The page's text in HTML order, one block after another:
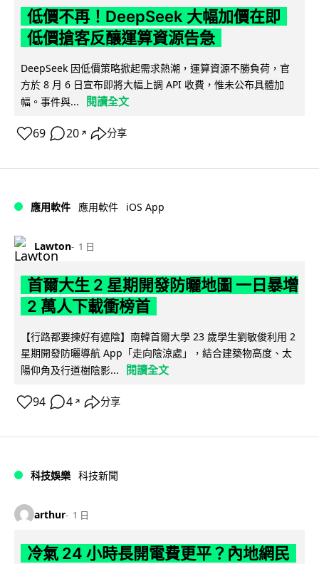
低價不再！DeepSeek 大幅加價在即
低價搶客反釀運算資源告急
DeepSeek 因低價策略掀起需求熱潮，運算資源不勝負荷，官
方於 8 月 6 日宣布即將大幅上調 API 收費，惟未公布具體加
幅。事件與...
閱讀全文
69 20 ↗ 分享
應用軟件 應用軟件 iOS App
Lawton 1 日
首爾大生 2 星期開發防曬地圖 一日暴增
2 萬人下載衝榜首
【行路都要揀好有遮陰】南韓首爾大學 23 歲學生劉敏俊利用 2
星期開發防曬導航 App「走向陰涼處」，結合建築物高度、太
陽仰角及行道樹陰影...
閱讀全文
94 4 ↗ 分享
科技娛樂 科技新聞
arthur 1 日
冷氣 24 小時長開電費更平？內地網民